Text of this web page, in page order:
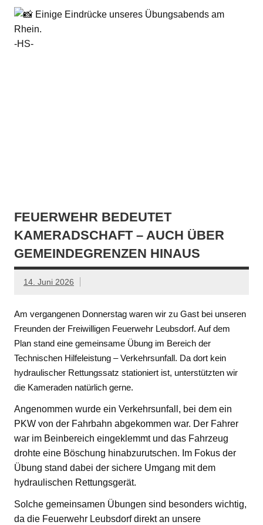
Einige Eindrücke unseres Übungsabends am
Rhein.
-HS-
FEUERWEHR BEDEUTET
KAMERADSCHAFT – AUCH ÜBER
GEMEINDEGRENZEN HINAUS
14. Juni 2026
Am vergangenen Donnerstag waren wir zu Gast bei unseren
Freunden der Freiwilligen Feuerwehr Leubsdorf. Auf dem
Plan stand eine gemeinsame Übung im Bereich der
Technischen Hilfeleistung – Verkehrsunfall. Da dort kein
hydraulischer Rettungssatz stationiert ist, unterstützten wir
die Kameraden natürlich gerne.
Angenommen wurde ein Verkehrsunfall, bei dem ein
PKW von der Fahrbahn abgekommen war. Der Fahrer
war im Beinbereich eingeklemmt und das Fahrzeug
drohte eine Böschung hinabzurutschen. Im Fokus der
Übung stand dabei der sichere Umgang mit dem
hydraulischen Rettungsgerät.
Solche gemeinsamen Übungen sind besonders wichtig,
da die Feuerwehr Leubsdorf direkt an unsere